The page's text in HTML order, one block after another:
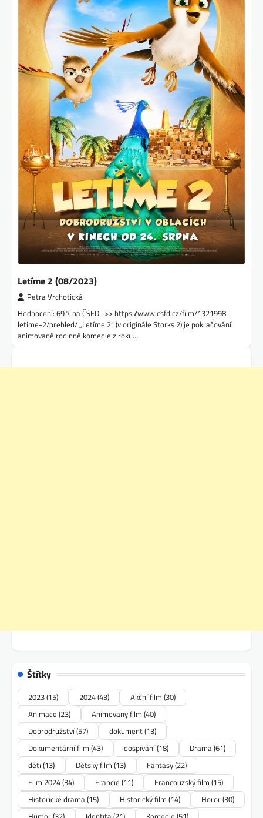
Letíme 2 (08/2023)
Petra Vrchotická
Hodnocení: 69 % na ČSFD ->> https://www.csfd.cz/film/1321998-
letime-2/prehled/ „Letíme 2“ (v originále Storks 2) je pokračování
animované rodinné komedie z roku…
Štítky
2023(15) 2024(43) Akční film (30)
Animace (23) Animovaný film (40)
Dobrodružství(57) dokument(13)
Dokumentární film (43) dospívání(18) Drama(61)
děti (13) Dětský film (13) Fantasy(22)
Film 2024(34) Francie (11) Francouzský film (15)
Historické drama(15) Historický film (14) Horor(30)